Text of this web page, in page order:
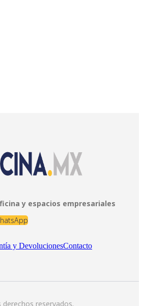
y espacios empresariales
y DevolucionesContacto
reservados.